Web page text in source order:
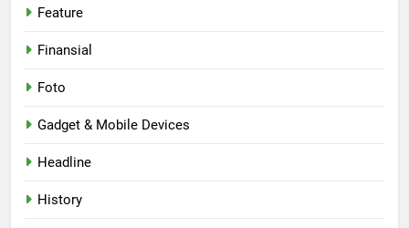
Feature
Finansial
Foto
Gadget & Mobile Devices
Headline
History